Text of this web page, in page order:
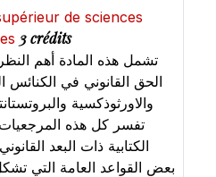
de sciences
3 crédits
تشمل هذه المادة أهم
الحق القانوني في الكنائس
والاورثوذكسية
تفسر كل هذه
الكتابية ذات البعد
بعض القواعد العامة التي